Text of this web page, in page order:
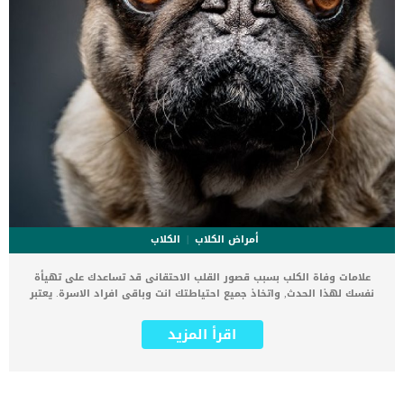
أمراض الكلاب
الكلاب
علامات وفاة الكلب بسبب قصور القلب الاحتقانى قد تساعدك على تهيأة
نفسك لهذا الحدث, واتخاذ جميع احتياطتك انت وباقى افراد الاسرة. يعتبر
يتعرض لها جميع الكائنات الحية بما فى ذلك الكلاب والقطط. كما ان القلب
يعتبر عضوا رئيسيا فى جسم الكلاب, واى قصور به يعتبر قصور فى باقى
اقرأ المزيد